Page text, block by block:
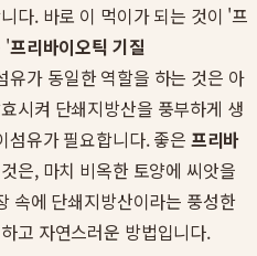
다. 바로 이 먹이가 되는 것이 '프
'프리바이오틱 기질
가 동일한 역할을 하는 것은 아
시켜 단쇄지방산을 풍부하게 생
섬유가 필요합니다. 좋은 프리바
은, 마치 비옥한 토양에 씨앗을
속에 단쇄지방산이라는 풍성한
고 자연스러운 방법입니다.